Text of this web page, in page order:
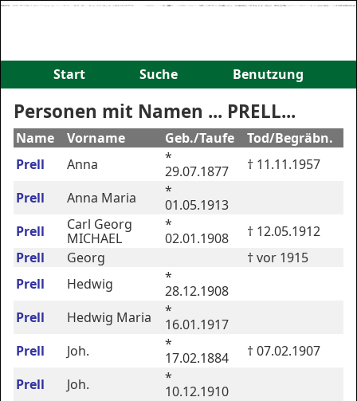
Start Suche Benutzung
Personen mit Namen ... PRELL...
Name Vorname Geb./Taufe
Tod/Begräbn.
Prell
Anna
*
29.07.1877
† 11.11.1957
Prell
Anna Maria
*
01.05.1913
Prell
Carl Georg
MICHAEL
*
02.01.1908
† 12.05.1912
Prell
Georg
† vor 1915
Prell
Hedwig
*
28.12.1908
Prell
Hedwig Maria
*
16.01.1917
Prell
Joh.
*
17.02.1884
† 07.02.1907
Prell
Joh.
*
10.12.1910